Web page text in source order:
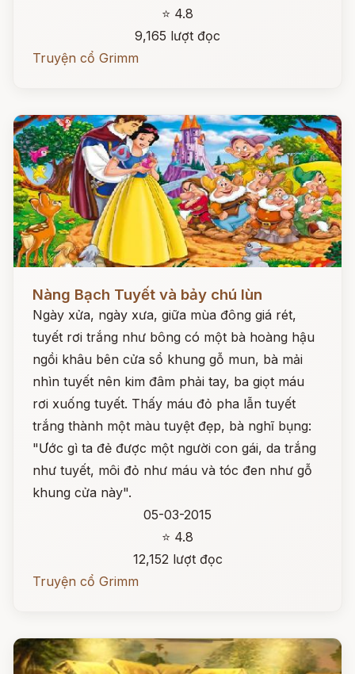
⭐ 4.8
9,165 lượt đọc
Truyện cổ Grimm
Nàng Bạch Tuyết và bảy chú lùn
Ngày xửa, ngày xưa, giữa mùa đông giá rét,
tuyết rơi trắng như bông có một bà hoàng hậu
ngồi khâu bên cửa sổ khung gỗ mun, bà mải
nhìn tuyết nên kim đâm phải tay, ba giọt máu
rơi xuống tuyết. Thấy máu đỏ pha lẫn tuyết
trắng thành một màu tuyệt đẹp, bà nghĩ bụng:
"Ước gì ta đẻ được một người con gái, da trắng
như tuyết, môi đỏ như máu và tóc đen như gỗ
khung cửa này".
05-03-2015
⭐ 4.8
12,152 lượt đọc
Truyện cổ Grimm